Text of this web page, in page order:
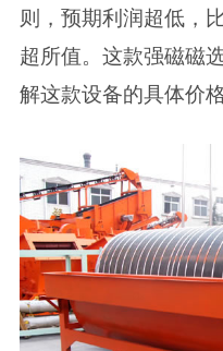
则，预期利润超低，
超所值。这款强磁磁
解这款设备的具体价